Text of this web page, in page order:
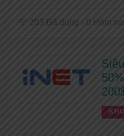
203 Đã dùng - 0 Hôm